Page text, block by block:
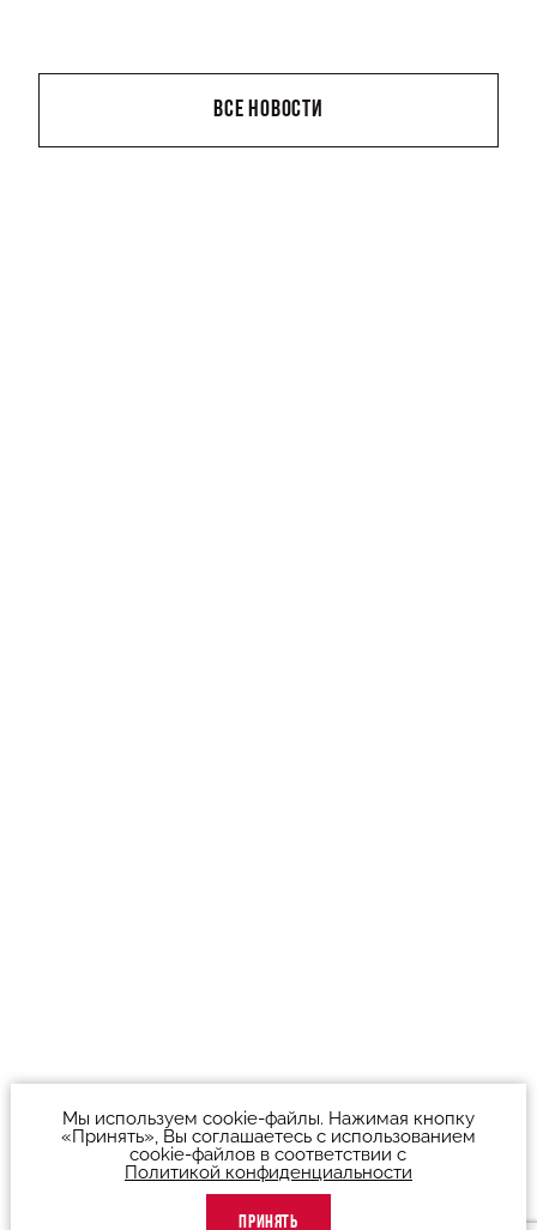
Мы используем cookie-файлы. Нажимая кнопку
«Принять», Вы соглашаетесь с использованием
cookie-файлов в соответствии с
Политикой конфиденциальности
ПРИНЯТЬ
ВСЕ НОВОСТИ